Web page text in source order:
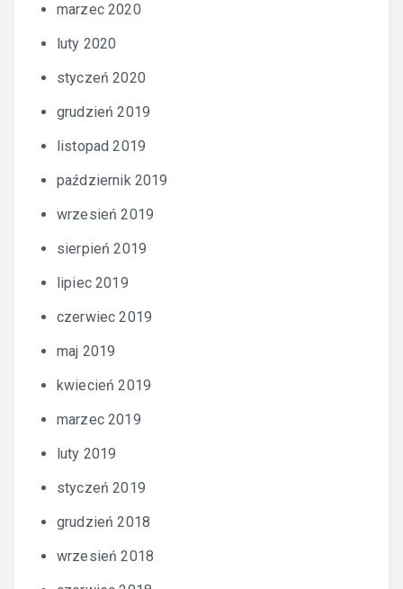
marzec 2020
luty 2020
styczeń 2020
grudzień 2019
listopad 2019
październik 2019
wrzesień 2019
sierpień 2019
lipiec 2019
czerwiec 2019
maj 2019
kwiecień 2019
marzec 2019
luty 2019
styczeń 2019
grudzień 2018
wrzesień 2018